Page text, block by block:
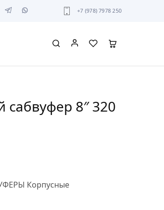
+7 (978) 7978 250
сабвуфер 8″ 320
Корпусные